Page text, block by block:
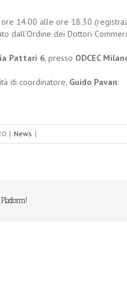
14.00 alle ore 18.30
dall’Ordine dei Dottori
Pattari 6, presso ODCEC
di coordinatore, Guido Pavan.
| News |